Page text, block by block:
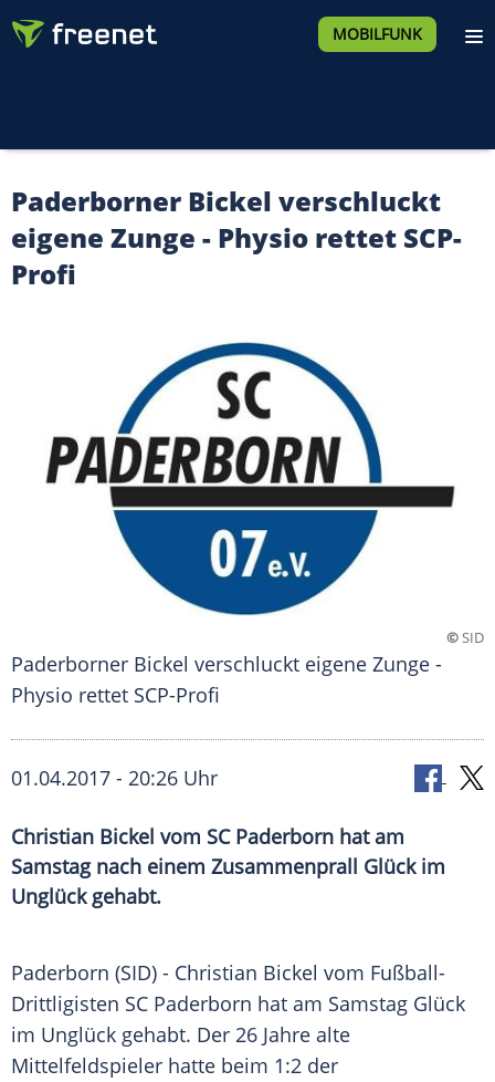
MOBILFUNK
Paderborner Bickel verschluckt
eigene Zunge - Physio rettet SCP-
Profi
©SID
Paderborner Bickel verschluckt eigene Zunge -
Physio rettet SCP-Profi
01.04.2017 - 20:26 Uhr
Christian Bickel vom SC Paderborn hat am
Samstag nach einem Zusammenprall Glück im
Unglück gehabt.
Paderborn (SID) - Christian Bickel vom Fußball-
Drittligisten SC Paderborn hat am Samstag Glück
im Unglück gehabt. Der 26 Jahre alte
Mittelfeldspieler hatte beim 1:2 der